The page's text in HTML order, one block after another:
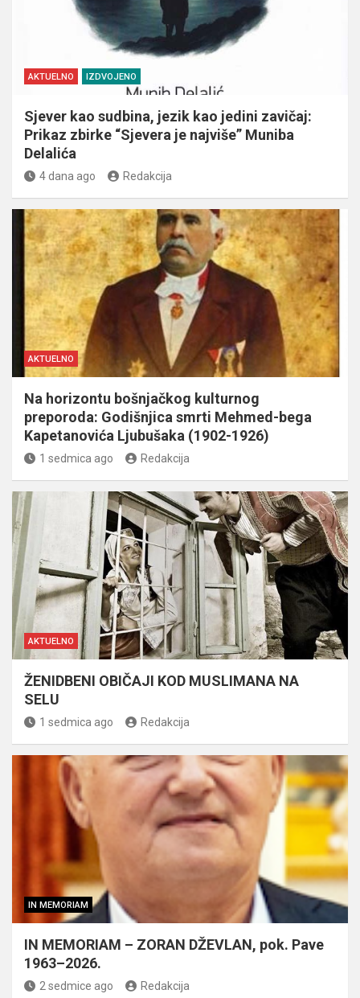
AKTUELNO IZDVOJENO
Sjever kao sudbina, jezik kao jedini zavičaj:
Prikaz zbirke “Sjevera je najviše” Muniba
Delalića
4 dana ago Redakcija
AKTUELNO
Na horizontu bošnjačkog kulturnog
preporoda: Godišnjica smrti Mehmed-bega
Kapetanovića Ljubušaka (1902-1926)
1 sedmica ago Redakcija
AKTUELNO
ŽENIDBENI OBIČAJI KOD MUSLIMANA NA
SELU
1 sedmica ago Redakcija
IN MEMORIAM
IN MEMORIAM – ZORAN DŽEVLAN, pok. Pave
1963–2026.
2 sedmice ago Redakcija